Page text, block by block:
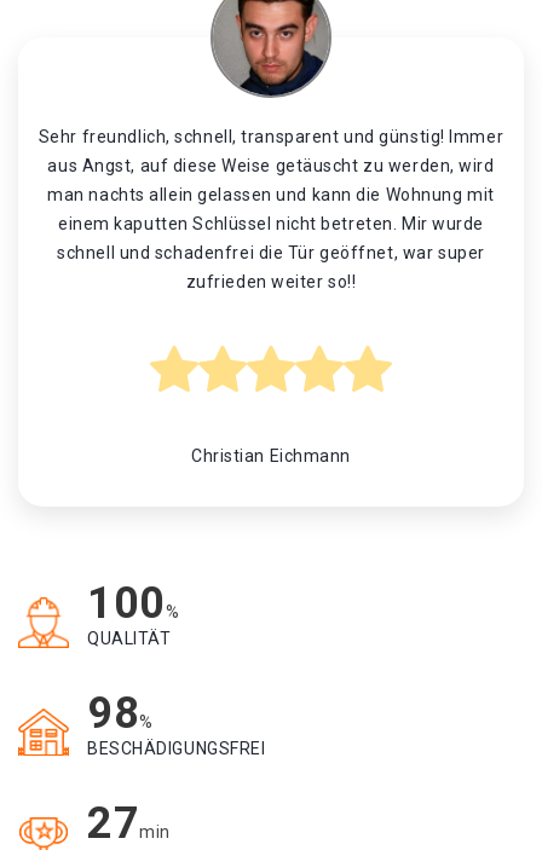
Sehr freundlich, schnell, transparent und günstig! Immer
aus Angst, auf diese Weise getäuscht zu werden, wird
man nachts allein gelassen und kann die Wohnung mit
einem kaputten Schlüssel nicht betreten. Mir wurde
schnell und schadenfrei die Tür geöffnet, war super
zufrieden weiter so!!
Christian Eichmann
100%
QUALITÄT
98%
BESCHÄDIGUNGSFREI
27min